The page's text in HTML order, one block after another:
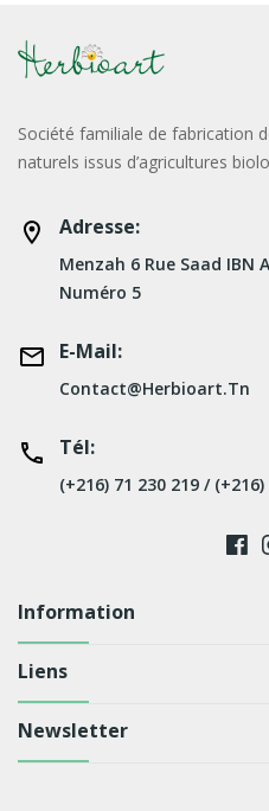
Société familiale de fabrication
naturels issus d’agricultures
Adresse:
Menzah 6 Rue Saad IBN
Numéro 5
E-Mail:
Contact@herbioart.tn
Tél:
(+216) 71 230 219 /
Information
Liens
Newsletter